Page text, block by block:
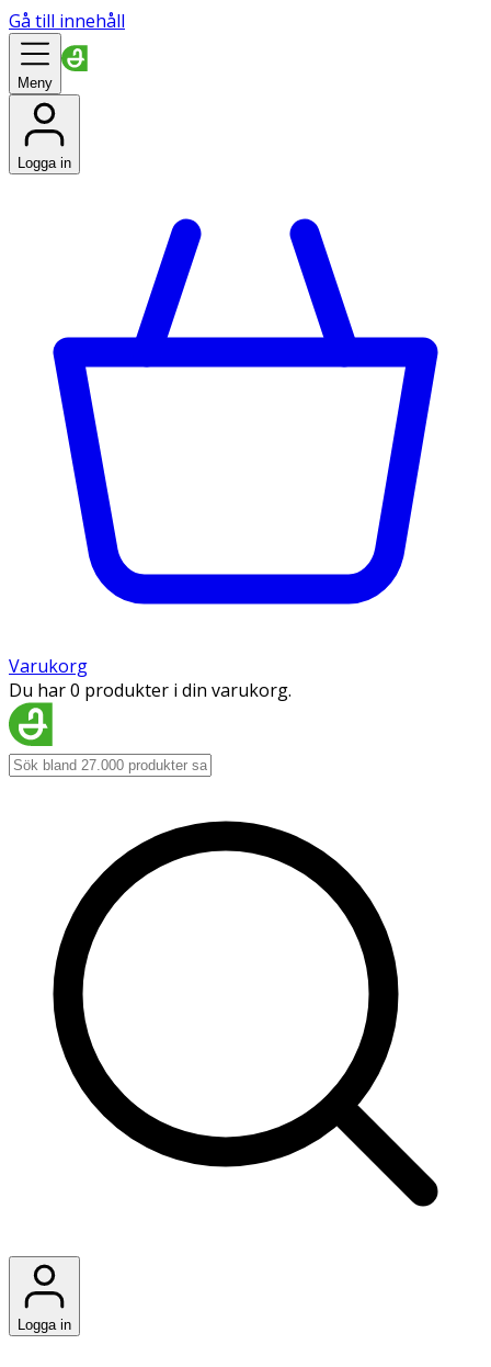
Gå till innehåll
Meny
Logga in
Varukorg
Du har 0 produkter i din varukorg.
Logga in